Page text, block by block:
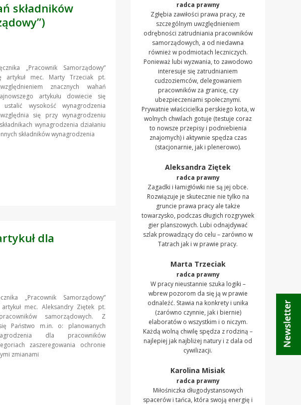
składników
„Pracownik Samorządowy”
artykuł mec. Marty Trzeciak pt.
znacznych wahań
artykułu dowiecie się
wysokość wynagrodzenia
się przy wynagrodzeniu
wynagrodzenia działaniu
składników wynagrodzenia
dla
„Pracownik Samorządowy”
mec. Aleksandry Ziętek pt.
samorządowych. Z
Państwo m.in. o: planowanych
dla pracowników
zaszeregowania ochronie
zmianami
radca prawny
Zgłębia zawiłości prawa pracy, ze
szczególnym uwzględnieniem
odrębności zatrudniania pracowników
samorządowych, a od niedawna
również w podmiotach leczniczych.
Ponieważ lubi wyzwania, to zawodowo
interesuje się zatrudnianiem
cudzoziemców, delegowaniem
pracowników za granicę, czy
ubezpieczeniami społecznymi.
Prywatnie właścicielka perskiego kota, w
wolnych chwilach gotuje (testuje coraz
to nowsze przepisy i podniebienia
znajomych) i aktywnie spędza czas
(stacjonarnie, jak i plenerowo).
Aleksandra Ziętek
radca prawny
Zagadki i łamigłówki nie są jej obce.
Rozwiązuje je skutecznie nie tylko na
gruncie prawa pracy ale także
towarzysko, podczas długich rozgrywek
gier planszowych. Lubi odnajdywać
szlak prowadzący do celu – zarówno w
Tatrach jak i w prawie pracy.
Marta Trzeciak
radca prawny
W pracy nieustannie szuka logiki –
wbrew pozorom da się ją w prawie
odnaleźć. Stawia na konkrety i unika
(zarówno czynnie, jak i biernie)
elaboratów o wszystkim i o niczym.
Każdą wolną chwilę spędza z rodziną –
najlepiej jak najbliżej natury i z dala od
cywilizacji.
Karolina Misiak
radca prawny
Miłośniczka długodystansowych
spacerów i tańca, która swoją energię i